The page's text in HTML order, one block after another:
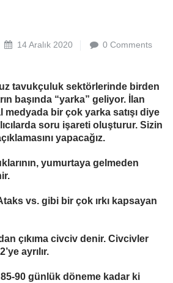
14 Aralık 2020 0 Comments
tavukçuluk sektörlerinde birden
başında “yarka” geliyor. İlan
bir çok yarka satışı diye
soru işareti oluşturur. Sizin
yapacağız.
yumurtaya gelmeden
vs. gibi bir çok ırkı kapsayan
çıkıma civciv denir. Civcivler
ayrılır.
90 günlük döneme kadar ki